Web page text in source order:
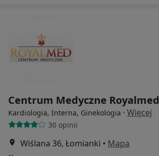
Centrum Medyczne Royalmed
Kardiologia, Interna, Ginekologia · Więcej
30 opinii
Wiślana 36, Łomianki • Mapa